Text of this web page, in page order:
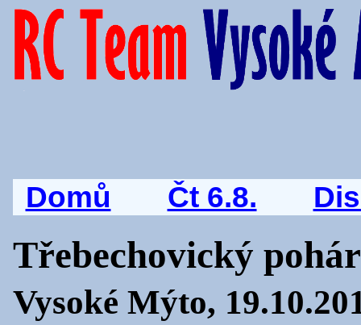
Domů Čt 6.8.
Třebechovický
Vysoké Mýto,